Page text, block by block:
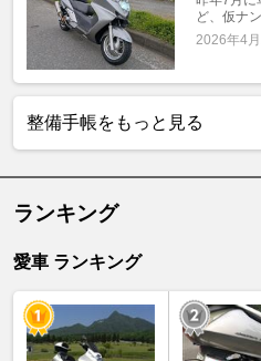
ど、仮ナ
2026年4
整備手帳をもっと見る
ランキング
愛車 ランキング